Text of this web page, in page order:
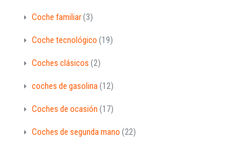
Coche familiar(3)
Coche tecnológico (19)
Coches clásicos (2)
coches de gasolina(12)
Coches de ocasión (17)
Coches de segunda mano (22)